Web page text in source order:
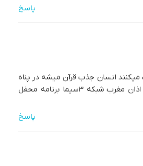
پاسخ
میکنند انسان جذب قرآن میشه در پناه
خدا باشند هر روز ۴و نیم عصر تا اذان مغرب شبکه ۳سیما برنامه محفل
پاسخ